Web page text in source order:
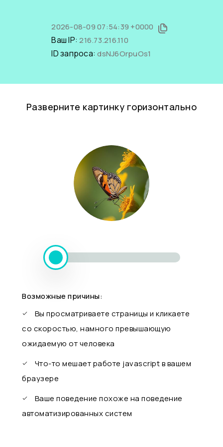
2026-08-09 07:54:39 +0000
Ваш IP:216.73.216.110
ID запроса:dsNJ6OrpuOs1
Разверните картинку горизонтально
Возможные причины:
Вы просматриваете страницы и кликаете
со скоростью, намного превышающую
ожидаемую от человека
Что-то мешает работе javascript в вашем
браузере
Ваше поведение похоже на поведение
автоматизированных систем